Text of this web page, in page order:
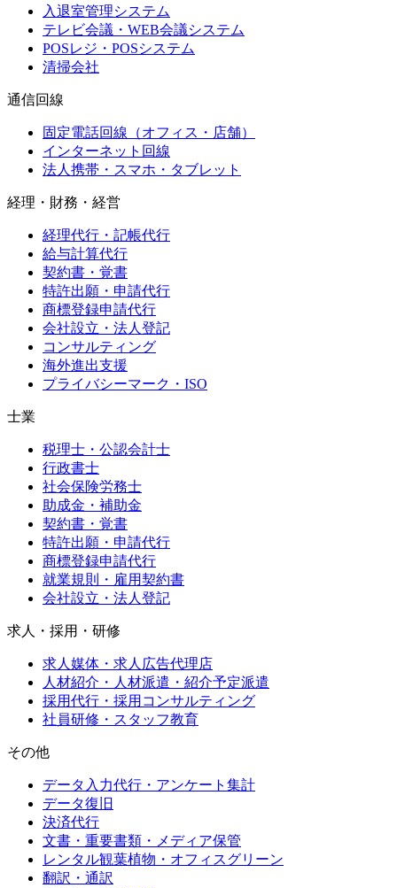
入退室管理システム
テレビ会議・WEB会議システム
POSレジ・POSシステム
清掃会社
通信回線
固定電話回線（オフィス・店舗）
インターネット回線
法人携帯・スマホ・タブレット
経理・財務・経営
経理代行・記帳代行
給与計算代行
契約書・覚書
特許出願・申請代行
商標登録申請代行
会社設立・法人登記
コンサルティング
海外進出支援
プライバシーマーク・ISO
士業
税理士・公認会計士
行政書士
社会保険労務士
助成金・補助金
契約書・覚書
特許出願・申請代行
商標登録申請代行
就業規則・雇用契約書
会社設立・法人登記
求人・採用・研修
求人媒体・求人広告代理店
人材紹介・人材派遣・紹介予定派遣
採用代行・採用コンサルティング
社員研修・スタッフ教育
その他
データ入力代行・アンケート集計
データ復旧
決済代行
文書・重要書類・メディア保管
レンタル観葉植物・オフィスグリーン
翻訳・通訳